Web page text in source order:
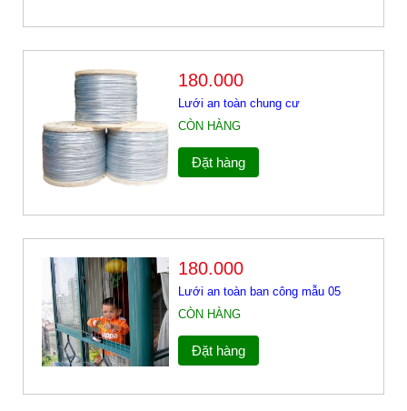
180.000
Lưới an toàn chung cư
CÒN HÀNG
Đặt hàng
180.000
Lưới an toàn ban công mẫu 05
CÒN HÀNG
Đặt hàng